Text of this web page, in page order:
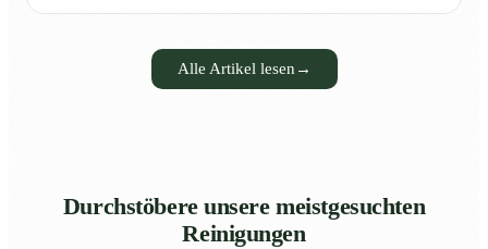
Alle Artikel lesen →
Durchstöbere unsere meistgesuchten
Reinigungen